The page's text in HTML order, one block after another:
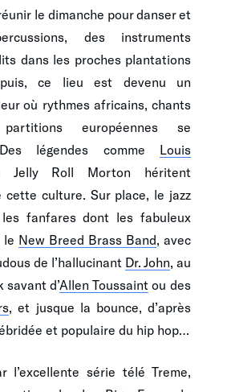
le dimanche pour danser et
des instruments
dans les proches plantations
ce lieu est devenu un
où rythmes africains, chants
européennes se
légendes comme Louis
Roll Morton héritent
cette culture. Sur place, le jazz
fanfares dont les fabuleux
le New Breed Brass Band , avec
de l’hallucinant Dr. John , au
d’Allen Toussaint ou des
, et jusque la bounce, d’après
et populaire du hip hop…
l’excellente série télé Treme,